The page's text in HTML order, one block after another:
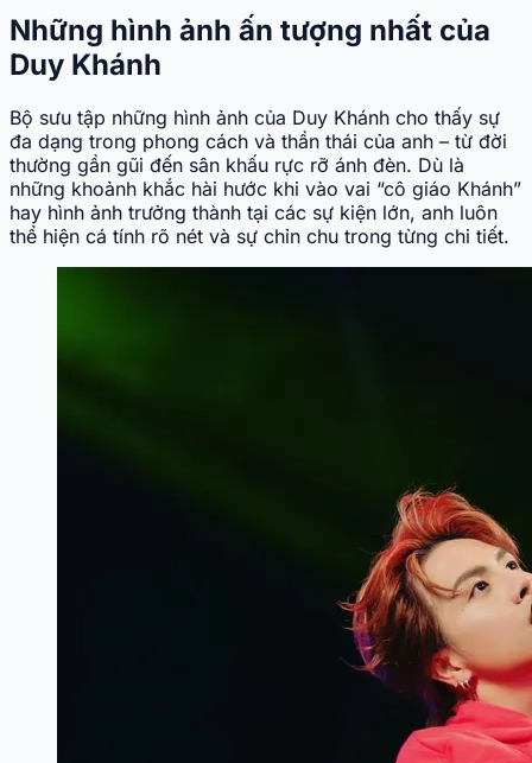
Những hình ảnh ấn tượng nhất của
Duy Khánh
Bộ sưu tập những hình ảnh của Duy Khánh cho thấy sự
đa dạng trong phong cách và thần thái của anh – từ đời
thường gần gũi đến sân khấu rực rỡ ánh đèn. Dù là
những khoảnh khắc hài hước khi vào vai “cô giáo Khánh”
hay hình ảnh trưởng thành tại các sự kiện lớn, anh luôn
thể hiện cá tính rõ nét và sự chỉn chu trong từng chi tiết.